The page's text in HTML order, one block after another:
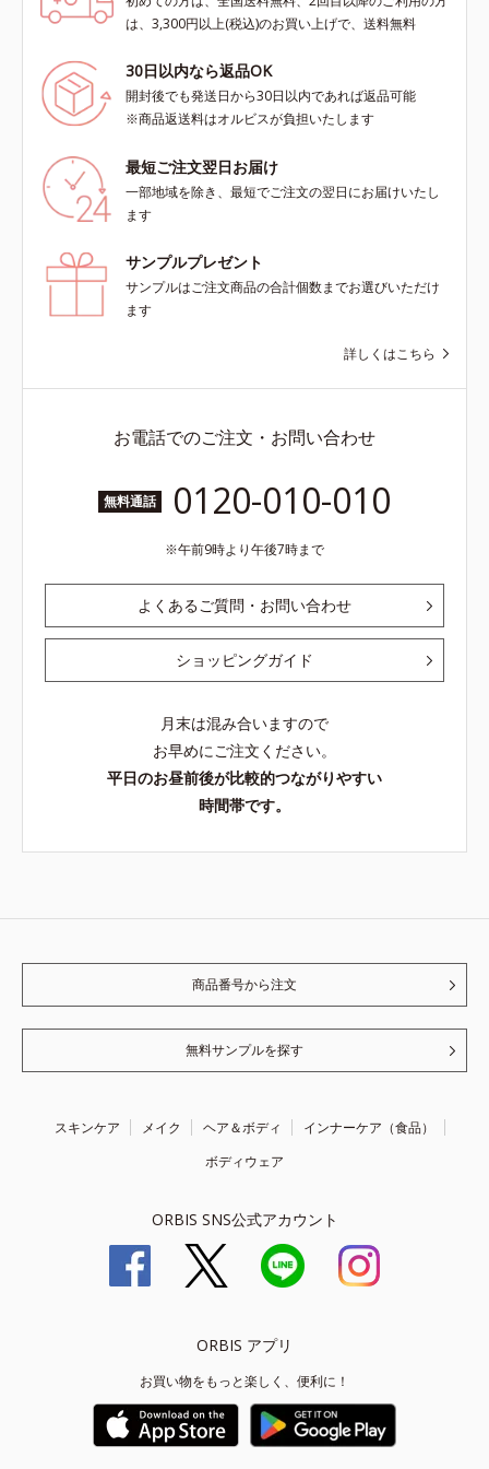
は、3,300円以上(税込)のお買い上げで、送料無料
30日以内なら返品OK
開封後でも発送日から30日以内であれば返品可能
※商品返送料はオルビスが負担いたします
最短ご注文翌日お届け
一部地域を除き、最短でご注文の翌日にお届けいたし
ます
サンプルプレゼント
サンプルはご注文商品の合計個数までお選びいただけ
ます
詳しくはこちら
お電話でのご注文・お問い合わせ
無料通話 0120-010-010
午前9時より午後7時まで
よくあるご質問・お問い合わせ
ショッピングガイド
月末は混み合いますので
お早めにご注文ください。
平日のお昼前後が比較的つながりやすい
時間帯です。
商品番号から注文
無料サンプルを探す
スキンケア メイク ヘア＆ボディ
インナーケア（食品）
ボディウェア
ORBIS SNS公式アカウント
ORBIS アプリ
お買い物をもっと楽しく、便利に！